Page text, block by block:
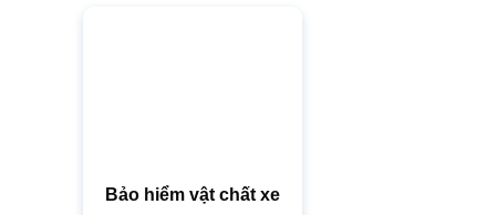
Bảo hiểm vật chất xe